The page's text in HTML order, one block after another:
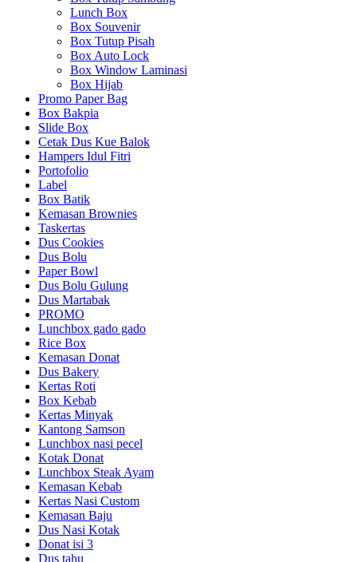
Lunch Box
Box Souvenir
Box Tutup Pisah
Box Auto Lock
Box Window Laminasi
Box Hijab
Promo Paper Bag
Box Bakpia
Slide Box
Cetak Dus Kue Balok
Hampers Idul Fitri
Portofolio
Label
Box Batik
Kemasan Brownies
Taskertas
Dus Cookies
Dus Bolu
Paper Bowl
Dus Bolu Gulung
Dus Martabak
PROMO
Lunchbox gado gado
Rice Box
Kemasan Donat
Dus Bakery
Kertas Roti
Box Kebab
Kertas Minyak
Kantong Samson
Lunchbox nasi pecel
Kotak Donat
Lunchbox Steak Ayam
Kemasan Kebab
Kertas Nasi Custom
Kemasan Baju
Dus Nasi Kotak
Donat isi 3
Dus tahu